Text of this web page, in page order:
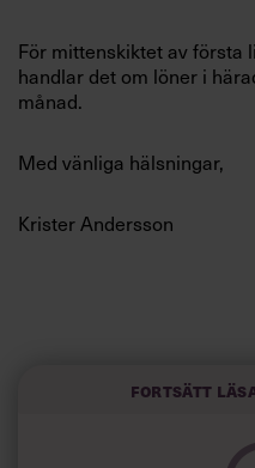
Villkor och policy för
efter:
För mittenskiktet av första
handlar det om löner i
månad.
Med vänliga hälsningar,
Krister Andersson
Fortsätt